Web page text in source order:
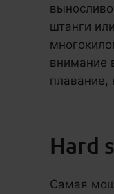
штанги
внимание
плавание,
Hard
Самая